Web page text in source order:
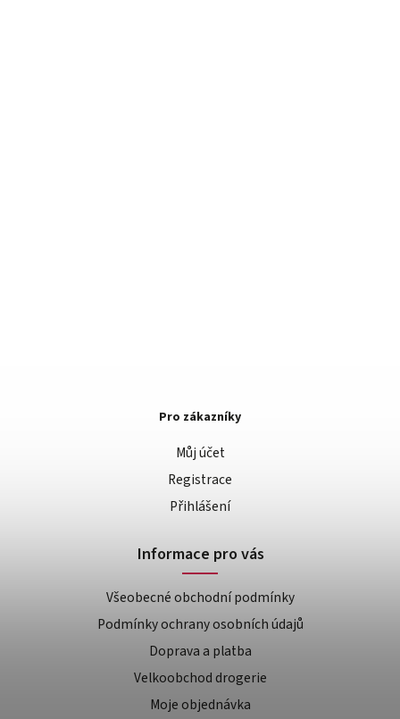
Pro zákazníky
Můj účet
Registrace
Přihlášení
Informace pro vás
Všeobecné obchodní podmínky
Podmínky ochrany osobních údajů
Doprava a platba
Velkoobchod drogerie
Moje objednávka